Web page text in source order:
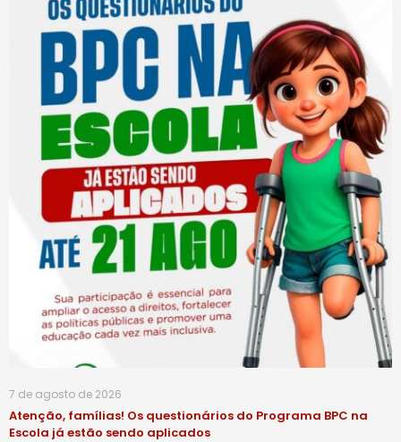
7 de agosto de 2026
Atenção, famílias! Os questionários do Programa BPC na
Escola já estão sendo aplicados